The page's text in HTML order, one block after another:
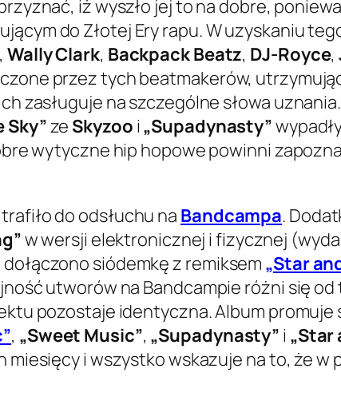
iż wyszło jej to na dobre,
do Złotej Ery rapu. W uzyskaniu
,Wally Clark, Backpack Beatz, DJ-Royce,
przez tych beatmakerów,
zasługuje na szczególne słowa uznania.
Sky”ze Skyzoo i „Supadynasty”
wytyczne hip hopowe powinni
do odsłuchu na Bandcampa.
w wersji elektronicznej i fizycznej
siódemkę z remiksem „Star
utworów na Bandcampie różni się
pozostaje identyczna. Album promuje
, „Sweet Music”, „Supadynasty” i „Star
i wszystko wskazuje na to, że w